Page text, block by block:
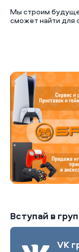
Мы строим
сможет найти для
Вступай в
VK